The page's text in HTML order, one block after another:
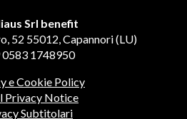
Srl benefit
52 55012, Capannori (LU)
0583 1748950
e Cookie Policy
Privacy Notice
Subtitolari